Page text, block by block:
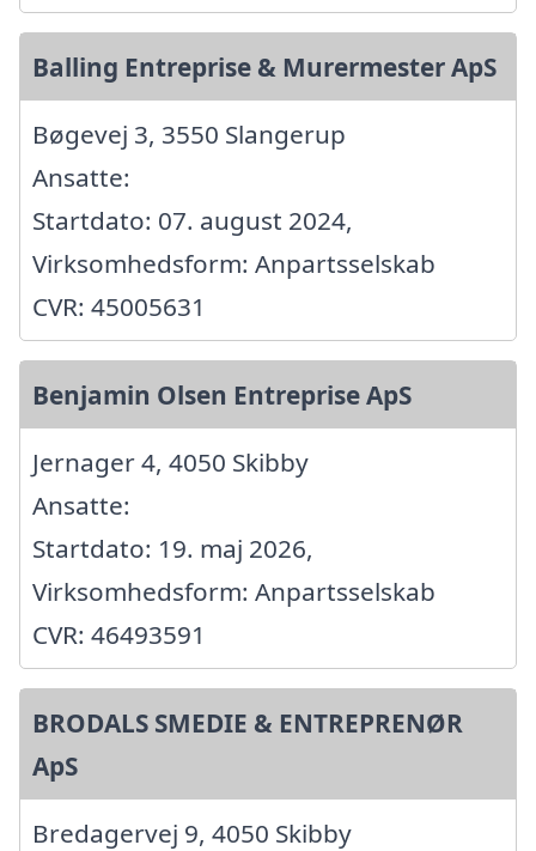
Balling Entreprise & Murermester ApS
Bøgevej 3, 3550 Slangerup
Ansatte:
Startdato: 07. august 2024,
Virksomhedsform: Anpartsselskab
CVR: 45005631
Benjamin Olsen Entreprise ApS
Jernager 4, 4050 Skibby
Ansatte:
Startdato: 19. maj 2026,
Virksomhedsform: Anpartsselskab
CVR: 46493591
BRODALS SMEDIE & ENTREPRENØR
ApS
Bredagervej 9, 4050 Skibby